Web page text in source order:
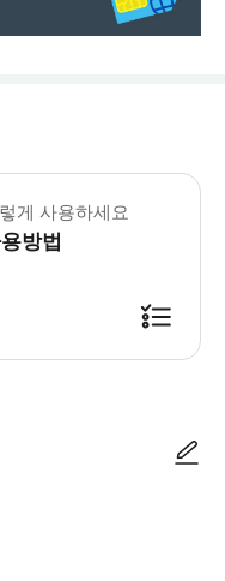
이 대여 최대 사이즈는 75kg
게 사용하세요
방법